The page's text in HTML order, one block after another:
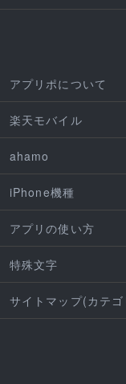
アプリポについて
楽天モバイル
ahamo
iPhone機種
アプリの使い方
特殊文字
サイトマップ(カテ